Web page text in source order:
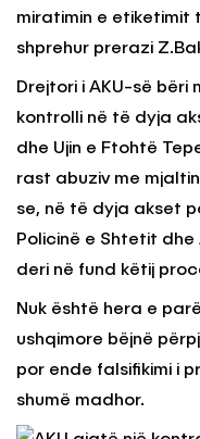
miratimin e etiketimit
shprehur prerazi
Drejtori i AKU-së bëri
kontrolli në të dyja
dhe Ujin e Ftohtë
rast abuziv me
se, në të dyja akset
Policinë e Shtetit dhe
deri në fund këtij
Nuk është hera e
ushqimore bëjnë
por ende falsifikimi i
shumë madhor.